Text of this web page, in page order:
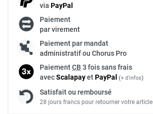
via PayPal
Paiement
par virement
Paiement par mandat
administratif ou Chorus Pro
PaiementCB 3 fois sans frais
avecScalapayetPayPal (+ d'infos)
Satisfait ou remboursé
28 jours francs pour retourner votre article